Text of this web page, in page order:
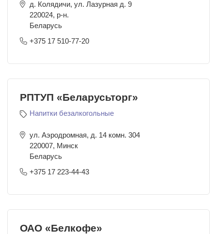
д. Колядичи, ул. Лазурная д. 9
220024, р-н.
Беларусь
+375 17 510-77-20
РПТУП «Беларусьторг»
Напитки безалкогольные
ул. Аэродромная, д. 14 комн. 304
220007, Минск
Беларусь
+375 17 223-44-43
ОАО «Белкофе»